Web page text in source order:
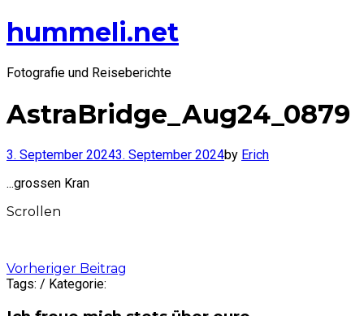
hummeli.net
Fotografie und Reiseberichte
AstraBridge_Aug24_0879
3. September 20243. September 2024by Erich
...grossen Kran
Scrollen
Post
navigation
Vorheriger Beitrag
Tags: / Kategorie: